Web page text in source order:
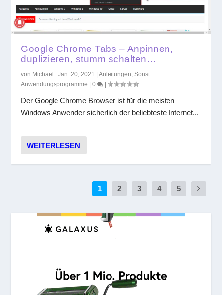
Google Chrome Tabs – Anpinnen,
duplizieren, stumm schalten…
von Michael |Jan. 20, 2021 |Anleitungen ,Sonst.
Anwendungsprogramme |0 |
Der Google Chrome Browser ist für die meisten
Windows Anwender sicherlich der beliebteste Internet...
WEITERLESEN
1 2 3 4 5